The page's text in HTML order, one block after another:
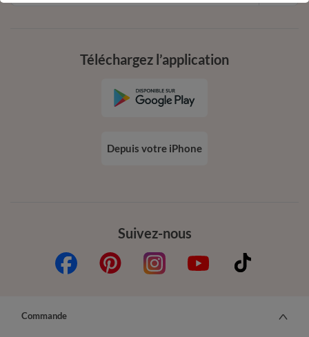
Suivez-nous
Téléchargez l’application
Depuis votre iPhone
Commande